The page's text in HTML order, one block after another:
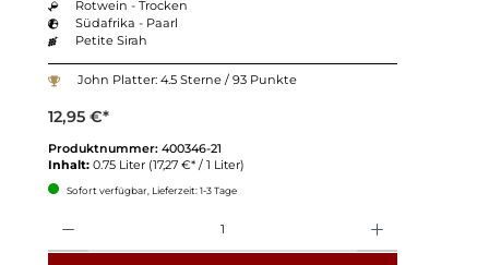
Rotwein - Trocken
Südafrika - Paarl
Petite Sirah
John Platter: 4.5 Sterne / 93 Punkte
12,95 €*
Produktnummer: 400346-21
Inhalt: 0.75 Liter (17,27 €* / 1 Liter)
Sofort verfügbar, Lieferzeit: 1-3 Tage